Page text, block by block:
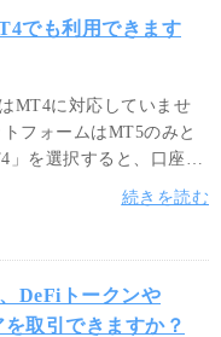
でも利用できます
MT4に対応していませ
フォームはMT5のみと
を選択すると、口座タ
示されませんのでご注
希望の場合は「MT5」を
続きを読む
DeFiトークンや
取引できますか？